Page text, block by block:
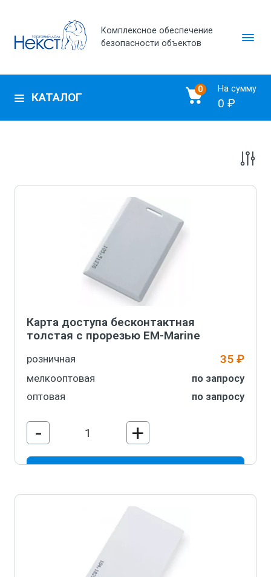
Комплексное обеспечение
безопасности объектов
КАТАЛОГ
0 На сумму
0 ₽
Карта доступа бесконтактная
толстая с прорезью EM-Marine
розничная 35 ₽
мелкооптовая
по запросу
оптовая
по запросу
- +